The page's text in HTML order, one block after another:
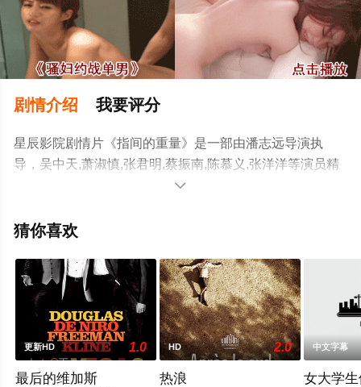
剧情介绍 我要评分
星辰影院剧情片《指间的重量》是一部由潘志远导演执
导，吴中天,萧淑慎,张君明,蔡振南,陈慕义,张洋洋等演员精
彩演绎的中国台湾电影，手机免费观看高清无删减完整版
影、电视猫或剧情网等平台了解。

猜你喜欢
更新HD 1.0
最后的维加斯
HD 2.0
热浪
中文字幕
女大学